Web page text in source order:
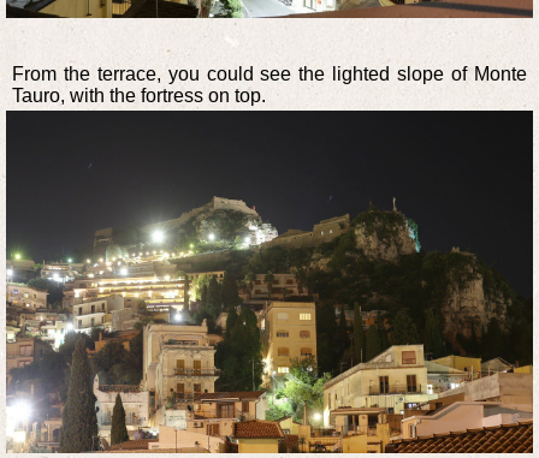
From the terrace, you could see the lighted slope of Monte
Tauro, with the fortress on top.